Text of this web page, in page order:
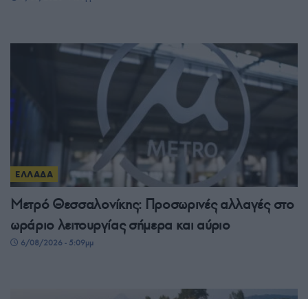
ΕΛΛΑΔΑ
Μετρό Θεσσαλονίκης: Προσωρινές αλλαγές στο
ωράριο λειτουργίας σήμερα και αύριο
6/08/2026 - 5:09μμ